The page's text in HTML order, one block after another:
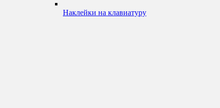
Наклейки на клавиатуру